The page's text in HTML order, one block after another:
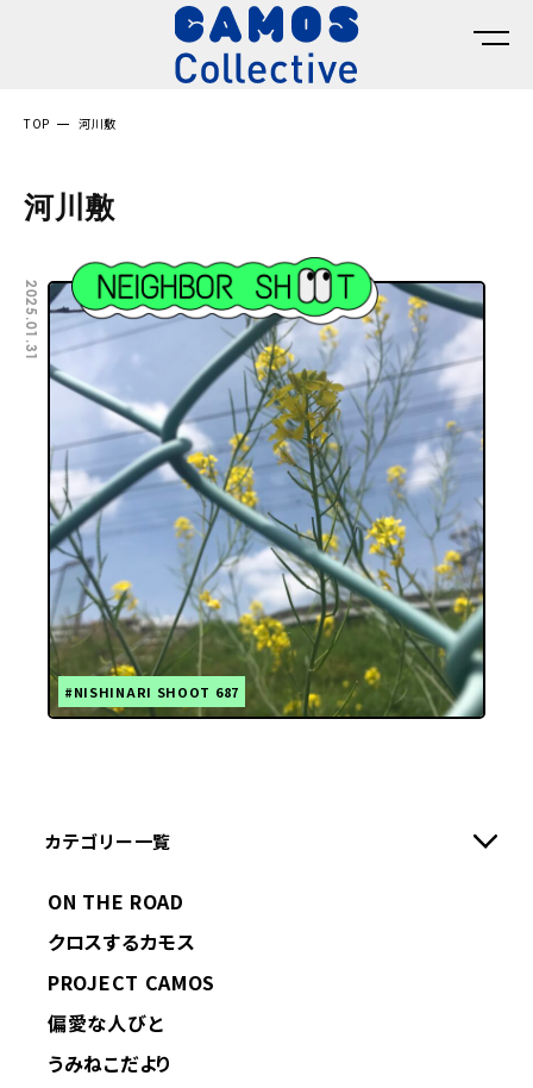
TOP 河川敷
河川敷
2025.01.31
#NISHINARI SHOOT 687
カテゴリー一覧
ON THE ROAD
クロスするカモス
PROJECT CAMOS
偏愛な人びと
うみねこだより